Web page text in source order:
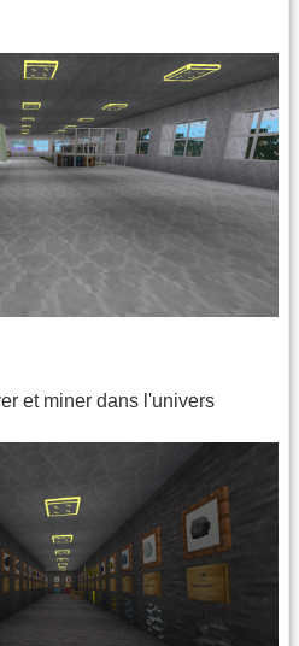
et miner dans l'univers